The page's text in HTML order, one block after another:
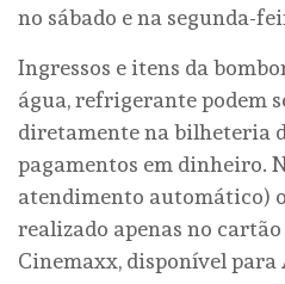
no sábado e na segunda-
Ingressos e itens da
água, refrigerante podem
diretamente na bilheteria
pagamentos em dinheiro.
atendimento automático)
realizado apenas no cartão
Cinemaxx, disponível para